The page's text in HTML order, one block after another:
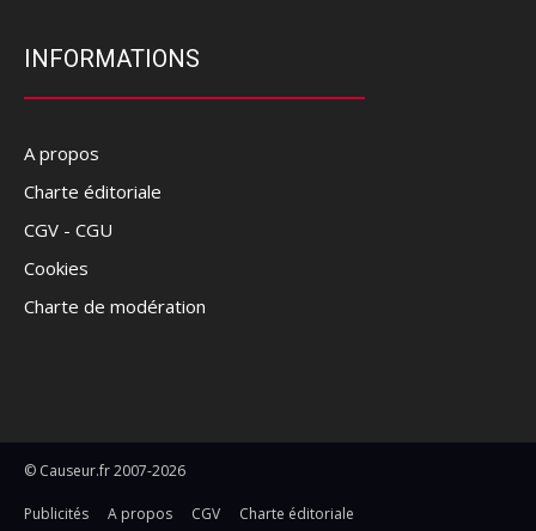
INFORMATIONS
A propos
Charte éditoriale
CGV - CGU
Cookies
Charte de modération
© Causeur.fr 2007-2026
Publicités A propos CGV
Charte éditoriale